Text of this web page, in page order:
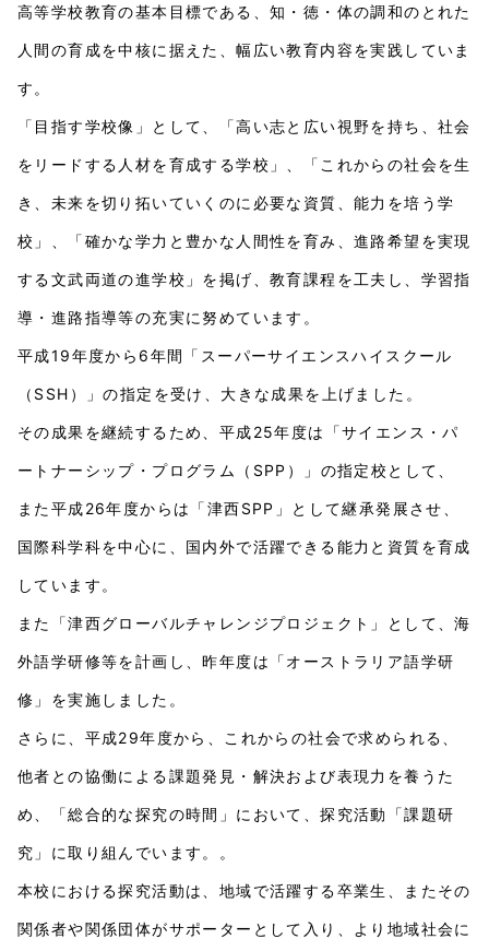
高等学校教育の基本目標である、知・徳・体の調和のとれた
人間の育成を中核に据えた、幅広い教育内容を実践していま
す。
「目指す学校像」として、「高い志と広い視野を持ち、社会
をリードする人材を育成する学校」、「これからの社会を生
き、未来を切り拓いていくのに必要な資質、能力を培う学
校」、「確かな学力と豊かな人間性を育み、進路希望を実現
する文武両道の進学校」を掲げ、教育課程を工夫し、学習指
導・進路指導等の充実に努めています。
平成19年度から6年間「スーパーサイエンスハイスクール
（SSH）」の指定を受け、大きな成果を上げました。
その成果を継続するため、平成25年度は「サイエンス・パ
ートナーシップ・プログラム（SPP）」の指定校として、
また平成26年度からは「津西SPP」として継承発展させ、
国際科学科を中心に、国内外で活躍できる能力と資質を育成
しています。
また「津西グローバルチャレンジプロジェクト」として、海
外語学研修等を計画し、昨年度は「オーストラリア語学研
修」を実施しました。
さらに、平成29年度から、これからの社会で求められる、
他者との協働による課題発見・解決および表現力を養うた
め、「総合的な探究の時間」において、探究活動「課題研
究」に取り組んでいます。。
本校における探究活動は、地域で活躍する卒業生、またその
関係者や関係団体がサポーターとして入り、より地域社会に